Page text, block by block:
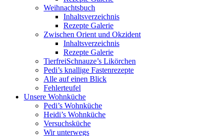
Weihnachtsbuch
Inhaltsverzeichnis
Rezepte Galerie
Zwischen Orient und Okzident
Inhaltsverzeichnis
Rezepte Galerie
TierfreiSchnauze’s Likörchen
Pedi’s knallige Fastenrezepte
Alle auf einen Blick
Fehlerteufel
Unsere Wohnküche
Pedi’s Wohnküche
Heidi’s Wohnküche
Versuchsküche
Wir unterwegs